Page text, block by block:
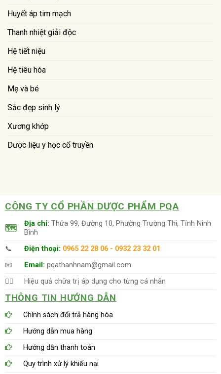
Huyết áp tim mạch
Thanh nhiệt giải độc
Hệ tiết niệu
Hệ tiêu hóa
Mẹ và bé
Sắc đẹp sinh lý
Xương khớp
Dược liệu y học cổ truyền
CÔNG TY CỔ PHẦN DƯỢC PHẨM PQA
🗺 Địa chỉ: Thửa 99, Đường 10, Phường Trường Thi, Tỉnh Ninh
Bình
📞
Điện thoại: 0965 22 28 06 - 0932 23 32 01
📧
Email: pqathanhnam@gmail.com
👨‍⚕️
Hiệu quả chữa trị áp dụng cho từng cá nhân
THÔNG TIN HƯỚNG DẪN
Chính sách đổi trả hàng hóa
Hướng dẫn mua hàng
Hướng dẫn thanh toán
Quy trình xử lý khiếu nại